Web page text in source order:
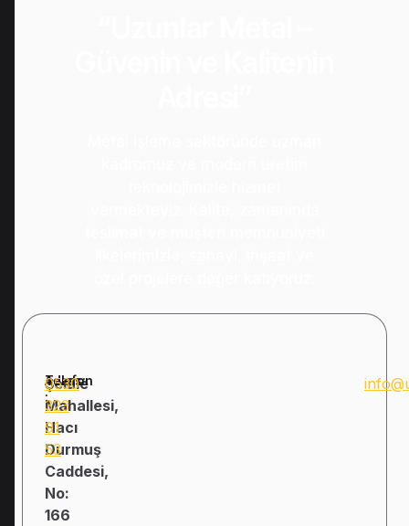
Adres:
Şelale
Mahallesi,
Hacı
Durmuş
Caddesi,
No:
166
Telefon
:
0530
323
91
53